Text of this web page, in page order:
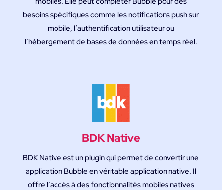
besoins spécifiques comme les notifications push sur
mobile, l’authentification utilisateur ou
l’hébergement de bases de données en temps réel.
BDK Native
BDK Native est un plugin qui permet de convertir une
application Bubble en véritable application native. Il
offre l’accès à des fonctionnalités mobiles natives